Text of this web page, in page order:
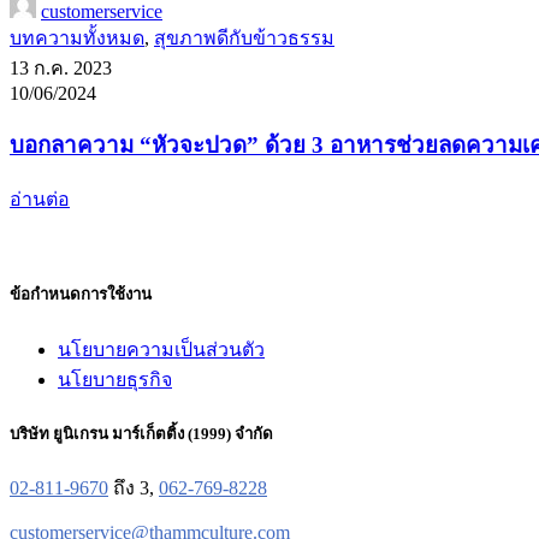
customerservice
บทความทั้งหมด, สุขภาพดีกับข้าวธรรม
13 ก.ค. 2023
10/06/2024
บอกลาความ “หัวจะปวด” ด้วย 3 อาหารช่วยลดความเ
อ่านต่อ
ข้อกำหนดการใช้งาน
นโยบายความเป็นส่วนตัว
นโยบายธุรกิจ
บริษัท ยูนิเกรน มาร์เก็ตติ้ง (1999) จำกัด
02-811-9670 ถึง 3, 062-769-8228
customerservice@thammculture.com